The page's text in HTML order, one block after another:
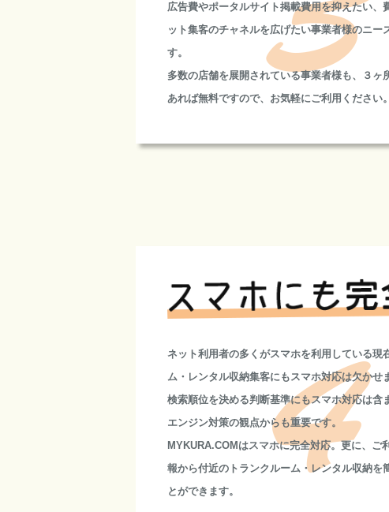
広告費やポータルサイト掲載費用を抑えたい、
ット集客のチャネルを広げたい事業者様のニー
す。
多数の店舗を展開されている事業者様も、３ヶ
あれば無料ですので、お気軽にご利用ください。
ネット利用者の多くがスマホを利用している現
ム・レンタル収納集客にもスマホ対応は欠かせ
検索順位を決める判断基準にもスマホ対応は含
エンジン対策の観点からも重要です。
MYKURA.COMはスマホに完全対応。更に、ご
報から付近のトランクルーム・レンタル収納を
とができます。